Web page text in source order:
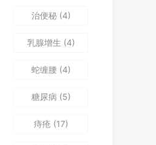
治便秘(4)
乳腺增生 (4)
蛇缠腰(4)
糖尿病 (5)
痔疮 (17)